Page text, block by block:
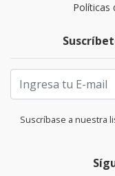
Políticas
Suscríbase a nuestra